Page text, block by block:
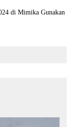
di Mimika Gunakan